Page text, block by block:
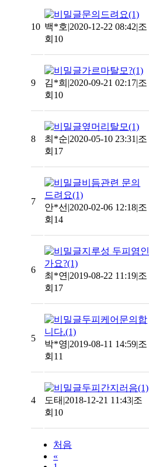
10
문의드려요(1)
백*호|2020-12-22 08:42|조
회10
9
가르마탈모?(1)
김*희 |2020-09-21 02:17|조
회10
8
옆머리탈모(1)
최*순|2020-05-10 23:31 |조
회17
7
비듬관련 문의
드려요(1)
안*선 |2020-02-06 12:18|조
회14
6
지루성 두피염인
가요?(1)
최*연 |2019-08-22 11:19|조
회17
5
두피케어문의합
니다.(1)
박*영|2019-08-11 14:59|조
회11
4
두피간지러음(1)
도태 |2018-12-21 11:43|조
회10
처음
«